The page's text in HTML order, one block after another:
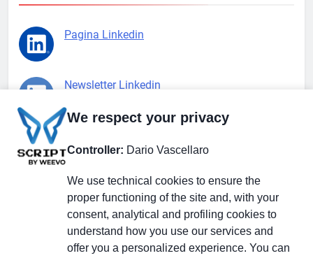
Pagina Linkedin
Newsletter Linkedin
Pagina Facebook
X.com
We respect your privacy
Controller: Dario Vascellaro
We use technical cookies to ensure the
proper functioning of the site and, with your
consent, analytical and profiling cookies to
understand how you use our services and
offer you a personalized experience. You can